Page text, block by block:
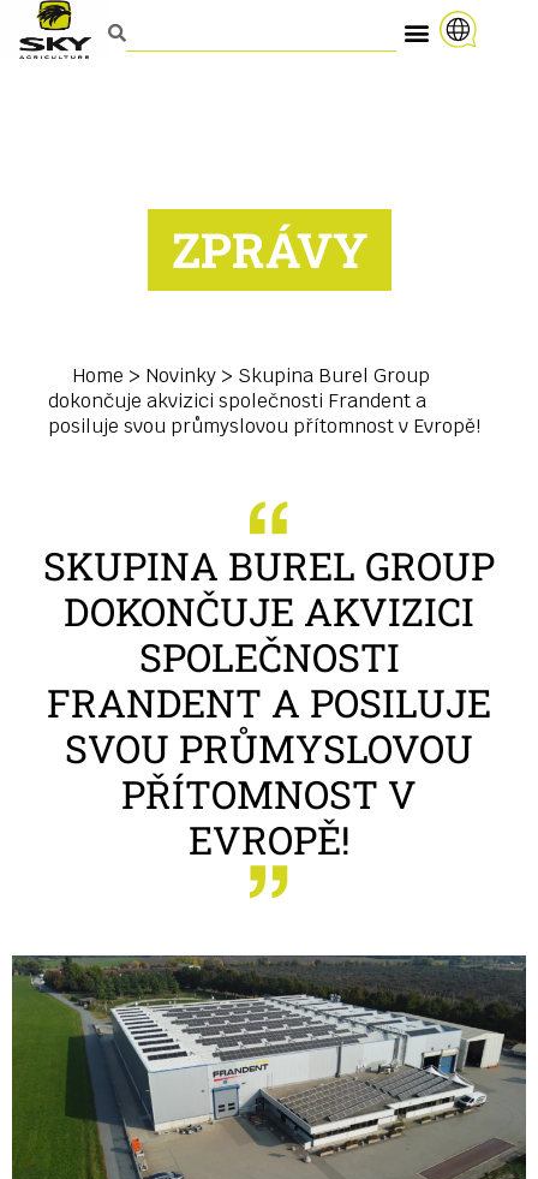
ZPRÁVY
Home > Novinky > Skupina Burel Group
dokončuje akvizici společnosti Frandent a
posiluje svou průmyslovou přítomnost v Evropě!
SKUPINA BUREL GROUP
DOKONČUJE AKVIZICI
SPOLEČNOSTI
FRANDENT A POSILUJE
SVOU PRŮMYSLOVOU
PŘÍTOMNOST V
EVROPĚ!